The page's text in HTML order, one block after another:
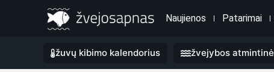
Naujienos Patarimai
žuvų kibimo kalendorius žvejybos atmintinė